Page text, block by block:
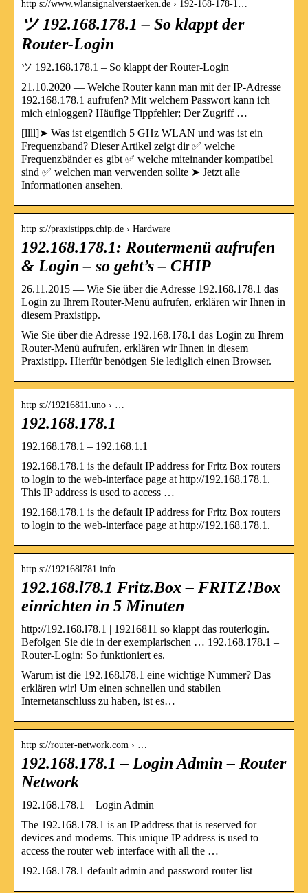
http s://www.wlansignalverstaerken.de › 192-168-178-1…
ツ 192.168.178.1 – So klappt der
Router-Login
ツ 192.168.178.1 – So klappt der Router-Login
21.10.2020 — Welche Router kann man mit der IP-Adresse
192.168.178.1 aufrufen? Mit welchem Passwort kann ich
mich einloggen? Häufige Tippfehler; Der Zugriff …
[llll]➤ Was ist eigentlich 5 GHz WLAN und was ist ein
Frequenzband? Dieser Artikel zeigt dir ✅ welche
Frequenzbänder es gibt ✅ welche miteinander kompatibel
sind ✅ welchen man verwenden sollte ➤ Jetzt alle
Informationen ansehen.
http s://praxistipps.chip.de › Hardware
192.168.178.1: Routermenü aufrufen
& Login – so geht’s – CHIP
26.11.2015 — Wie Sie über die Adresse 192.168.178.1 das
Login zu Ihrem Router-Menü aufrufen, erklären wir Ihnen in
diesem Praxistipp.
Wie Sie über die Adresse 192.168.178.1 das Login zu Ihrem
Router-Menü aufrufen, erklären wir Ihnen in diesem
Praxistipp. Hierfür benötigen Sie lediglich einen Browser.
http s://19216811.uno › …
192.168.178.1
192.168.178.1 – 192.168.1.1
192.168.178.1 is the default IP address for Fritz Box routers
to login to the web-interface page at http://192.168.178.1.
This IP address is used to access …
192.168.178.1 is the default IP address for Fritz Box routers
to login to the web-interface page at http://192.168.178.1.
http s://192168l781.info
192.168.l78.1 Fritz.Box – FRITZ!Box
einrichten in 5 Minuten
http://192.168.l78.1 | 19216811 so klappt das routerlogin.
Befolgen Sie die in der exemplarischen … 192.168.178.1 –
Router-Login: So funktioniert es.
Warum ist die 192.168.l78.1 eine wichtige Nummer? Das
erklären wir! Um einen schnellen und stabilen
Internetanschluss zu haben, ist es…
http s://router-network.com › …
192.168.178.1 – Login Admin – Router
Network
192.168.178.1 – Login Admin
The 192.168.178.1 is an IP address that is reserved for
devices and modems. This unique IP address is used to
access the router web interface with all the …
192.168.178.1 default admin and password router list